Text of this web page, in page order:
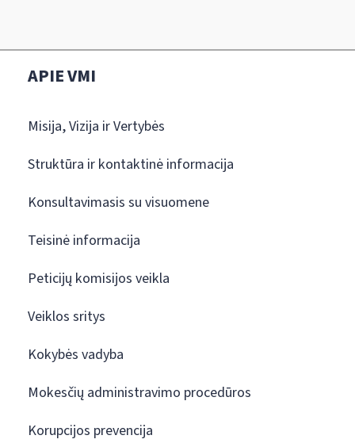
APIE VMI
Misija, Vizija ir Vertybės
Struktūra ir kontaktinė informacija
Konsultavimasis su visuomene
Teisinė informacija
Peticijų komisijos veikla
Veiklos sritys
Kokybės vadyba
Mokesčių administravimo procedūros
Korupcijos prevencija